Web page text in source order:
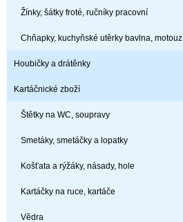
Žínky, šátky froté, ručníky pracovní
Chňapky, kuchyňské utěrky bavlna, motouz
Houbičky a drátěnky
Kartáčnické zboží
Štětky na WC, soupravy
Smetáky, smetáčky a lopatky
Košťata a rýžáky, násady, hole
Kartáčky na ruce, kartáče
Vědra